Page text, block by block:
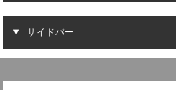
サイドバー